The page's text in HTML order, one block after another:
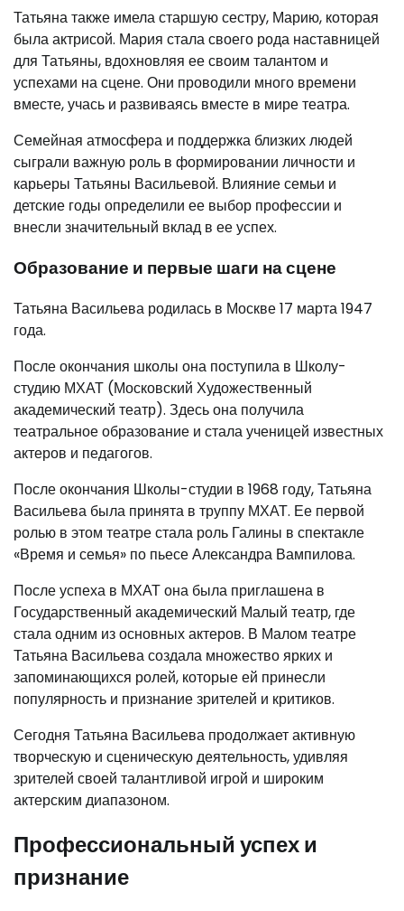
Татьяна также имела старшую сестру, Марию, которая
была актрисой. Мария стала своего рода наставницей
для Татьяны, вдохновляя ее своим талантом и
успехами на сцене. Они проводили много времени
вместе, учась и развиваясь вместе в мире театра.
Семейная атмосфера и поддержка близких людей
сыграли важную роль в формировании личности и
карьеры Татьяны Васильевой. Влияние семьи и
детские годы определили ее выбор профессии и
внесли значительный вклад в ее успех.
Образование и первые шаги на сцене
Татьяна Васильева родилась в Москве 17 марта 1947
года.
После окончания школы она поступила в Школу-
студию МХАТ (Московский Художественный
академический театр). Здесь она получила
театральное образование и стала ученицей известных
актеров и педагогов.
После окончания Школы-студии в 1968 году, Татьяна
Васильева была принята в труппу МХАТ. Ее первой
ролью в этом театре стала роль Галины в спектакле
«Время и семья» по пьесе Александра Вампилова.
После успеха в МХАТ она была приглашена в
Государственный академический Малый театр, где
стала одним из основных актеров. В Малом театре
Татьяна Васильева создала множество ярких и
запоминающихся ролей, которые ей принесли
популярность и признание зрителей и критиков.
Сегодня Татьяна Васильева продолжает активную
творческую и сценическую деятельность, удивляя
зрителей своей талантливой игрой и широким
актерским диапазоном.
Профессиональный успех и
признание